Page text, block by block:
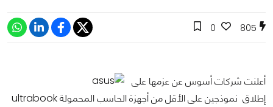
805
0
أعلنت شركات أسوس عن عزمها على
إطلاق نموذجين على الأقل من أجهزة الحاسب المحمولة ultrabook